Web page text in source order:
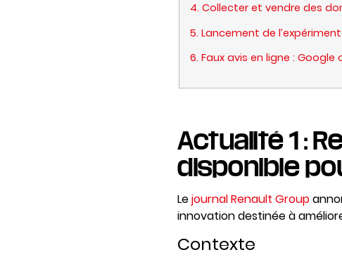
4. Collecter et vendre des
5. Lancement de
6. Faux avis en ligne :
Actualité 1 :
disponible
Lejournal Renault Group
innovation destinée à
Contexte